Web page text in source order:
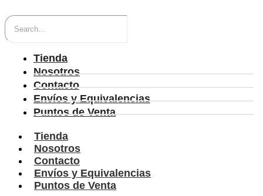
Tienda
Nosotros
Contacto
Envíos y Equivalencias
Puntos de Venta
Tienda
Nosotros
Contacto
Envíos y Equivalencias
Puntos de Venta